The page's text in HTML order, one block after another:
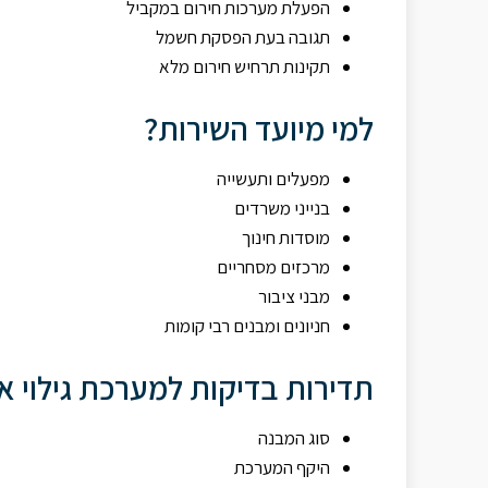
הפעלת מערכות חירום במקביל
תגובה בעת הפסקת חשמל
תקינות תרחיש חירום מלא
למי מיועד השירות?
מפעלים ותעשייה
בנייני משרדים
מוסדות חינוך
מרכזים מסחריים
מבני ציבור
חניונים ומבנים רבי קומות
תדירות בדיקות למערכת גילוי
סוג המבנה
היקף המערכת